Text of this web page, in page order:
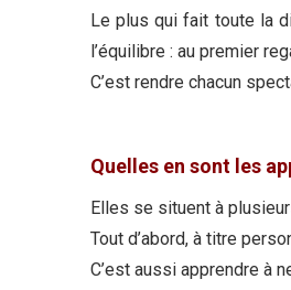
Le plus qui fait toute la
l’équilibre : au premier
C’est rendre chacun
Quelles en sont les
Elles se situent à
Tout d’abord, à titre
C’est aussi apprendre à